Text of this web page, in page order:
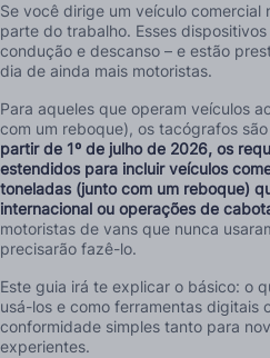
Se você dirige um veículo comercial
parte do trabalho. Esses
condução e descanso – e estão
dia de ainda mais motoristas.
Para aqueles que operam veículos
com um reboque), os tacógrafos
partir de 1º de julho de 2026, os
estendidos para incluir veículos
toneladas (junto com um reboque)
internacional ou operações de
motoristas de vans que nunca
precisarão fazê-lo.
Este guia irá te explicar o básico: o
usá-los e como ferramentas digitais
conformidade simples tanto para
experientes.